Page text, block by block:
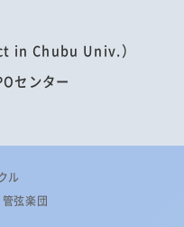
in Chubu Univ.）
センター
ル
管弦楽団